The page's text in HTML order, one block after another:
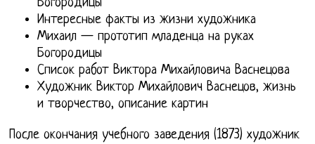
Богородицы
Интересные факты из жизни художника
Михаил — прототип младенца на руках
Богородицы
Список работ Виктора Михайловича Васнецова
Художник Виктор Михайлович Васнецов, жизнь
и творчество, описание картин
После окончания учебного заведения (1873) художник